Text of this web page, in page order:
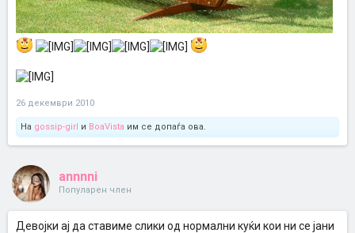
26 декември 2010
На gossip-girl и BoaVista им се допаѓа ова.
annnni
Популарен член
Девојки ај да ставиме слики од нормални куќи кои ни се јани